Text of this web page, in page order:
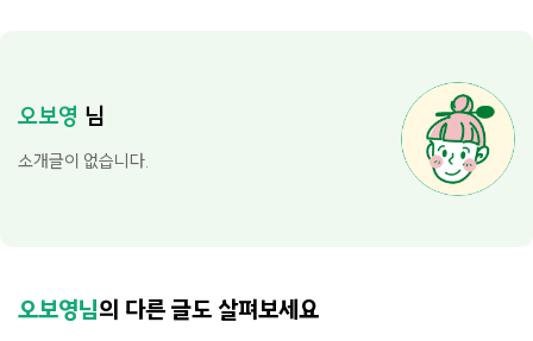
오보영 님
소개글이 없습니다.
오보영님의 다른 글도 살펴보세요